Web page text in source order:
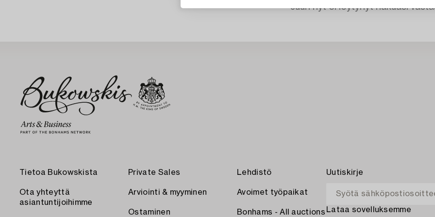
Juuri nyt ei löytynyt hakuasi
Tietoa Bukowskista
Ota yhteyttä
asiantuntijoihimme
Private Sales
Arviointi & myyminen
Ostaminen
Lehdistö
Avoimet työpaikat
Bonhams - All auctions
Uutiskirje
Lataa sovelluksemme